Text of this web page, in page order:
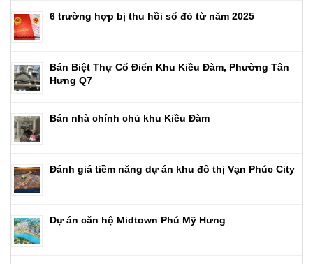
6 trường hợp bị thu hồi sổ đỏ từ năm 2025
Bán Biệt Thự Cổ Điển Khu Kiều Đàm, Phường Tân
Hưng Q7
Bán nhà chính chủ khu Kiều Đàm
Đánh giá tiềm năng dự án khu đô thị Vạn Phúc City
Dự án căn hộ Midtown Phú Mỹ Hưng